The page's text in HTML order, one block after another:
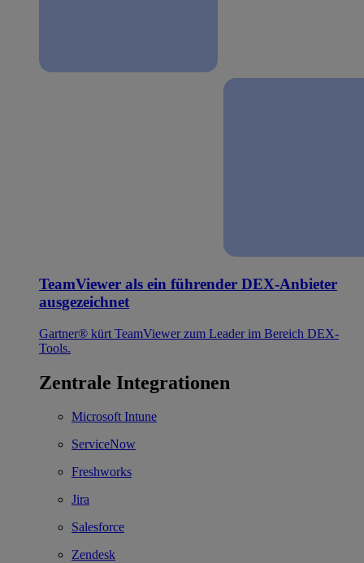
TeamViewer als ein führender DEX-Anbieter
ausgezeichnet
Gartner® kürt TeamViewer zum Leader im Bereich DEX-
Tools.
Zentrale Integrationen
Microsoft Intune
ServiceNow
Freshworks
Jira
Salesforce
Zendesk